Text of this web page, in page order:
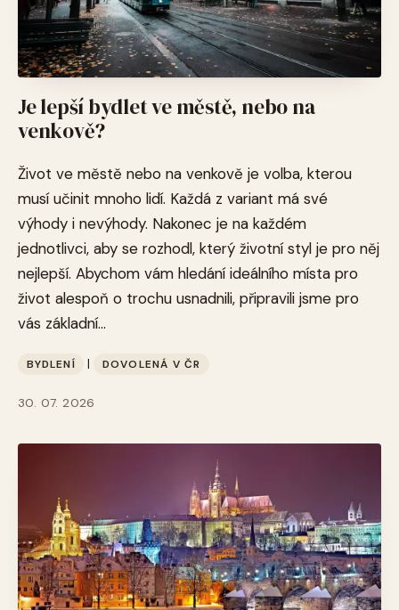
Je lepší bydlet ve městě, nebo na
venkově?
Život ve městě nebo na venkově je volba, kterou
musí učinit mnoho lidí. Každá z variant má své
výhody i nevýhody. Nakonec je na každém
jednotlivci, aby se rozhodl, který životní styl je pro něj
nejlepší. Abychom vám hledání ideálního místa pro
život alespoň o trochu usnadnili, připravili jsme pro
vás základní...
BYDLENÍ | DOVOLENÁ V ČR
30. 07. 2026